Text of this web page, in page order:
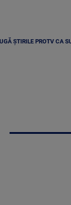
ȘTIRILE PROTV CA